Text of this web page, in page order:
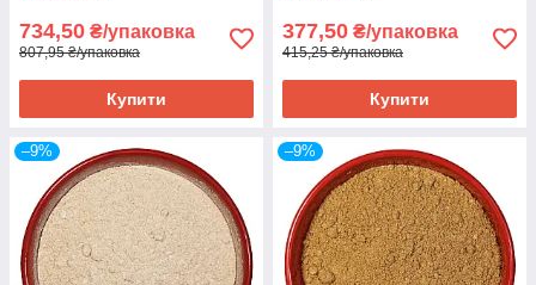
734,50 ₴/упаковка
807,95 ₴/упаковка
Купити
377,50 ₴/упаковка
415,25 ₴/упаковка
Купити
–9% –9%